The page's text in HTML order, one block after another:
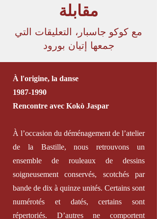
مقابلة
مع كوكو جاسبار، التعليقات التي
جمعها إتيان بورود
À l'origine, la danse
1987-1990
Rencontre avec Kokò Jaspar
À l’occasion du déménagement de l’atelier
de la Bastille, nous retrouvons un
ensemble de rouleaux de dessins
soigneusement conservés, scotchés par
bande de dix à quinze unités. Certains sont
numérotés et datés, certains sont
répertoriés. D’autres ne comportent